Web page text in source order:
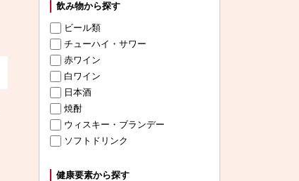
飲み物から探す
ビール類
チューハイ・サワー
赤ワイン
白ワイン
日本酒
焼酎
ウィスキー・ブランデー
ソフトドリンク
健康要素から探す